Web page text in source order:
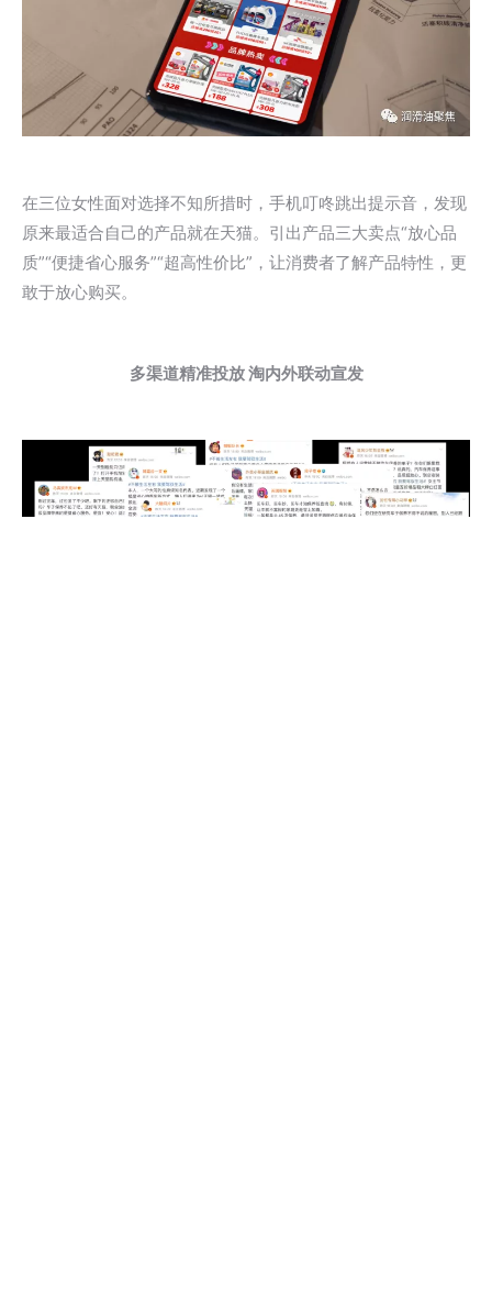
在三位女性面对选择不知所措时，手机叮咚跳出提示音，发现
原来最适合自己的产品就在天猫。引出产品三大卖点“放心品
质”“便捷省心服务”“超高性价比”，让消费者了解产品特性，更
敢于放心购买。
多渠道精准投放 淘内外联动宣发